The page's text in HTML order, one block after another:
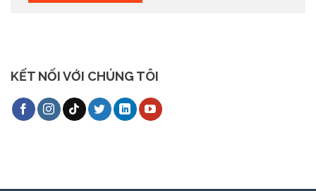
KẾT NỐI VỚI CHÚNG TÔI